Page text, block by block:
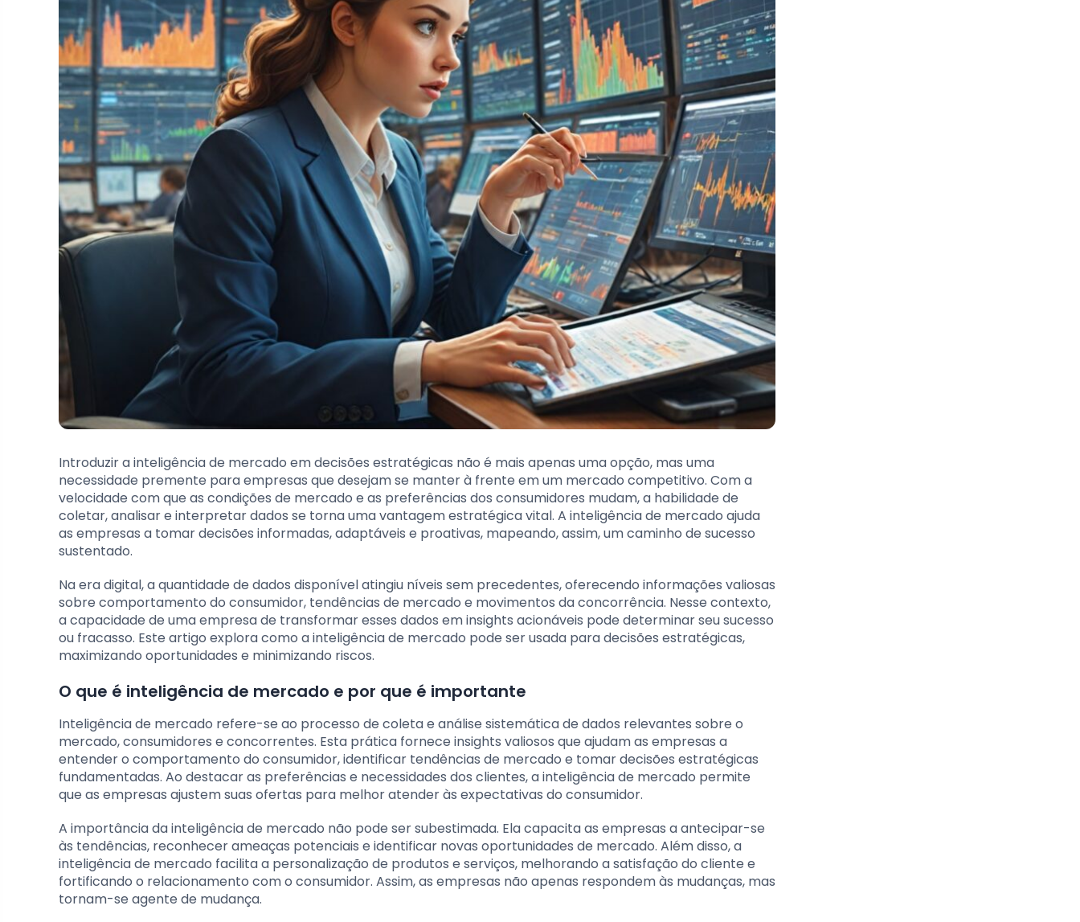
Introduzir a inteligência de mercado em decisões estratégicas não é mais apenas uma opção, mas uma
necessidade premente para empresas que desejam se manter à frente em um mercado competitivo. Com a
velocidade com que as condições de mercado e as preferências dos consumidores mudam, a habilidade de
coletar, analisar e interpretar dados se torna uma vantagem estratégica vital. A inteligência de mercado ajuda
as empresas a tomar decisões informadas, adaptáveis e proativas, mapeando, assim, um caminho de sucesso
sustentado.
Na era digital, a quantidade de dados disponível atingiu níveis sem precedentes, oferecendo informações valiosas
sobre comportamento do consumidor, tendências de mercado e movimentos da concorrência. Nesse contexto,
a capacidade de uma empresa de transformar esses dados em insights acionáveis pode determinar seu sucesso
ou fracasso. Este artigo explora como a inteligência de mercado pode ser usada para decisões estratégicas,
maximizando oportunidades e minimizando riscos.
O que é inteligência de mercado e por que é importante
Inteligência de mercado refere-se ao processo de coleta e análise sistemática de dados relevantes sobre o
mercado, consumidores e concorrentes. Esta prática fornece insights valiosos que ajudam as empresas a
entender o comportamento do consumidor, identificar tendências de mercado e tomar decisões estratégicas
fundamentadas. Ao destacar as preferências e necessidades dos clientes, a inteligência de mercado permite
que as empresas ajustem suas ofertas para melhor atender às expectativas do consumidor.
A importância da inteligência de mercado não pode ser subestimada. Ela capacita as empresas a antecipar-se
às tendências, reconhecer ameaças potenciais e identificar novas oportunidades de mercado. Além disso, a
inteligência de mercado facilita a personalização de produtos e serviços, melhorando a satisfação do cliente e
fortificando o relacionamento com o consumidor. Assim, as empresas não apenas respondem às mudanças, mas
tornam-se agente de mudança.